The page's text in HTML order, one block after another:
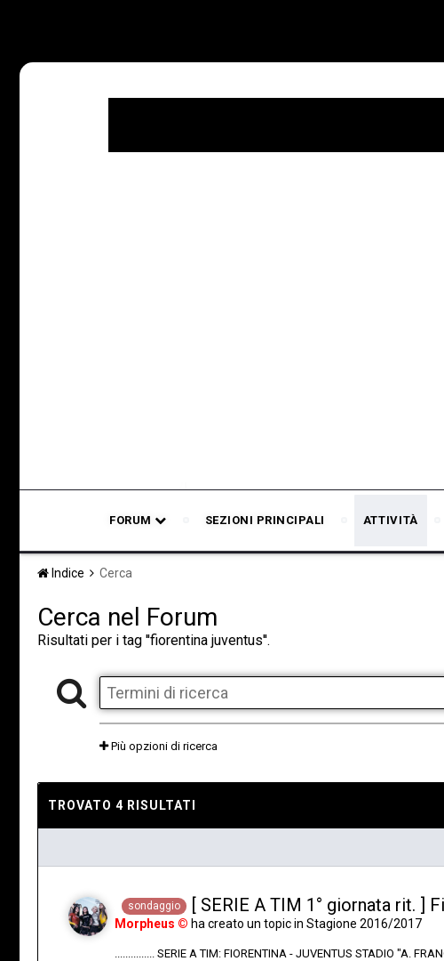
FORUM SEZIONI PRINCIPALI ATTIVITÀ
Indice Cerca
Cerca nel Forum
Risultati per i tag ''fiorentina juventus''.
Più opzioni di ricerca
TROVATO 4 RISULTATI
sondaggio [ SERIE A TIM 1° giornata rit. ]
Morpheus © ha creato un topic in Stagione 2016/2017
............... SERIE A TIM: FIORENTINA - JUVENTUS STADIO "A.